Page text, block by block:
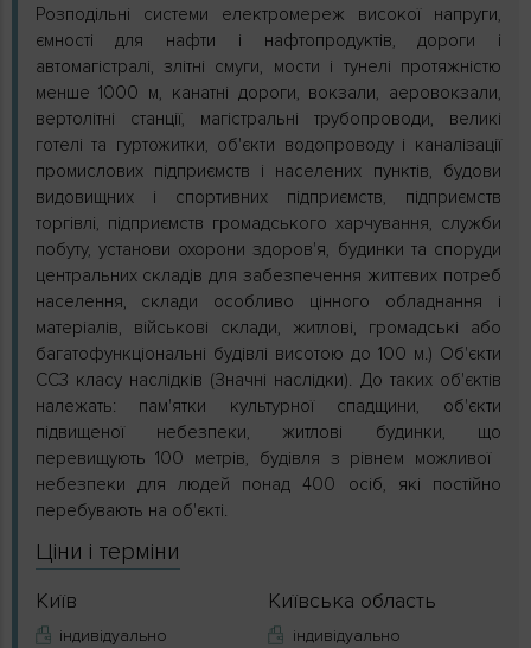
Розподільні системи електромереж високої напруги,
ємності для нафти і нафтопродуктів, дороги і
автомагістралі, злітні смуги, мости і тунелі протяжністю
менше 1000 м, канатні дороги, вокзали, аеровокзали,
вертолітні станції, магістральні трубопроводи, великі
готелі та гуртожитки, об'єкти водопроводу і каналізації
промислових підприємств і населених пунктів, будови
видовищних і спортивних підприємств, підприємств
торгівлі, підприємств громадського харчування, служби
побуту, установи охорони здоров'я, будинки та споруди
центральних складів для забезпечення життєвих потреб
населення, склади особливо цінного обладнання і
матеріалів, військові склади, житлові, громадські або
багатофункціональні будівлі висотою до 100 м.) Об'єкти
СС3 класу наслідків (Значні наслідки). До таких об'єктів
належать: пам'ятки культурної спадщини, об'єкти
підвищеної небезпеки, житлові будинки, що
перевищують 100 метрів, будівля з рівнем можливої ​​
небезпеки для людей понад 400 осіб, які постійно
перебувають на об'єкті.
Ціни і терміни
Київ
індивідуально
Київська область
індивідуально